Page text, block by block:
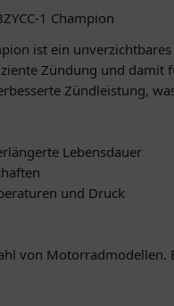
1 Champion
ist ein
Zündung und
Zündleistung,
Lebensdauer
und Druck
von